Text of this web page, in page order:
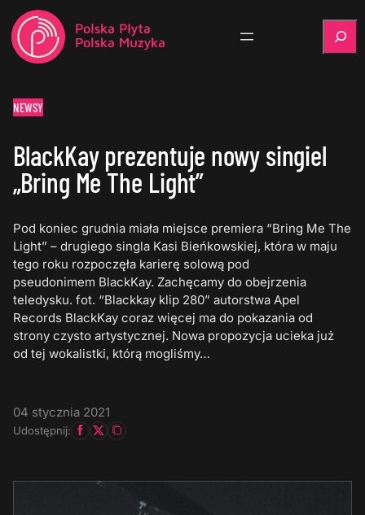
NEWSY
BlackKay prezentuje nowy singiel
„Bring Me The Light”
Pod koniec grudnia miała miejsce premiera “Bring Me The
Light” – drugiego singla Kasi Bieńkowskiej, która w maju
tego roku rozpoczęła karierę solową pod
pseudonimem BlackKay. Zachęcamy do obejrzenia
teledysku. fot. “Blackkay klip 280” autorstwa Apel
Records BlackKay coraz więcej ma do pokazania od
strony czysto artystycznej. Nowa propozycja ucieka już
od tej wokalistki, którą mogliśmy…
04 stycznia 2021
Udostępnij: